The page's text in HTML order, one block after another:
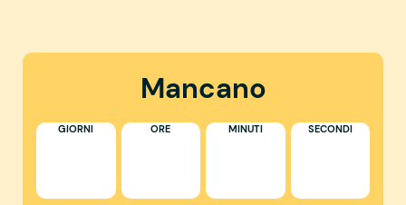
Mancano
GIORNI ORE MINUTI SECONDI